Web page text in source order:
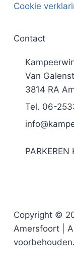
Cookie
Contact
Van
3814 RA
Tel. 06-
PARKEREN
Copyright ©
Amersfoort |
voorbehouden.